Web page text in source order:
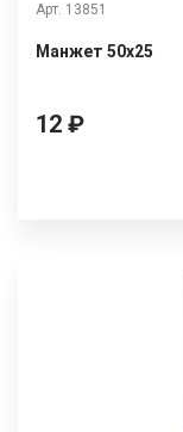
Арт. 13851
Манжет 50х25
12 ₽